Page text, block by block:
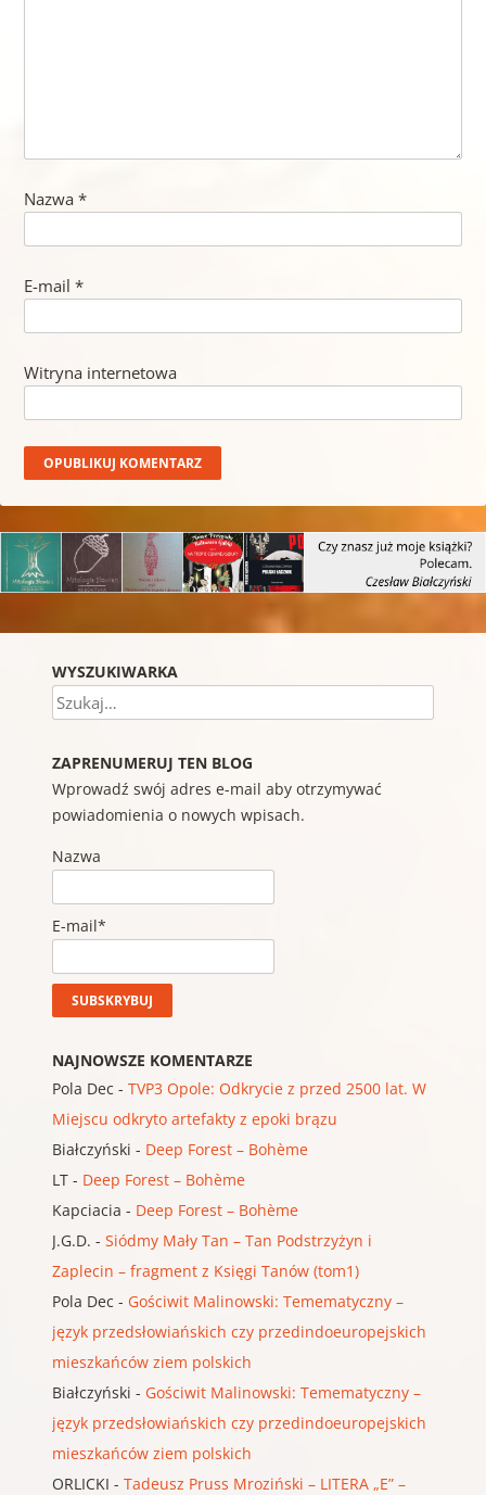
Nazwa *
E-mail *
Witryna internetowa
WYSZUKIWARKA
Szukaj
ZAPRENUMERUJ TEN BLOG
Wprowadź swój adres e-mail aby otrzymywać
powiadomienia o nowych wpisach.
Nazwa
E-mail*
NAJNOWSZE KOMENTARZE
Pola Dec - TVP3 Opole: Odkrycie z przed 2500 lat. W
Miejscu odkryto artefakty z epoki brązu
Białczyński - Deep Forest – Bohème
LT- Deep Forest – Bohème
Kapciacia - Deep Forest – Bohème
J.G.D. - Siódmy Mały Tan – Tan Podstrzyżyn i
Zaplecin – fragment z Księgi Tanów (tom1)
Pola Dec - Gościwit Malinowski: Temematyczny –
język przedsłowiańskich czy przedindoeuropejskich
mieszkańców ziem polskich
Białczyński - Gościwit Malinowski: Temematyczny –
język przedsłowiańskich czy przedindoeuropejskich
mieszkańców ziem polskich
ORLICKI - Tadeusz Pruss Mroziński – LITERA „E” –